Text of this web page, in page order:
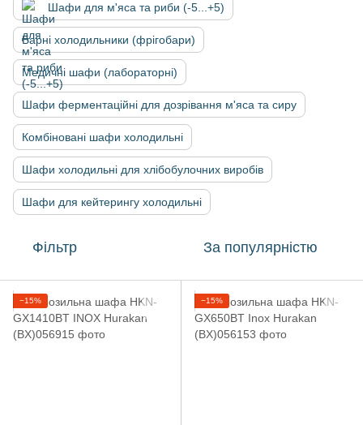
Шафи для м'яса та риби (-5...+5)
Барні холодильники (фрігобари)
Медичні шафи (лабораторні)
Шафи ферментаційні для дозрівання м'яса та сиру
Комбіновані шафи холодильні
Шафи холодильні для хлібобулочних виробів
Шафи для кейтерингу холодильні
Фільтр За популярністю
−15% −15%